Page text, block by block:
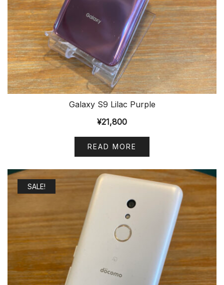
Galaxy S9 Lilac Purple
¥21,800
READ MORE
SALE!